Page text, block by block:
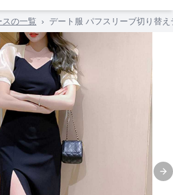
スの一覧 › デート服 パフスリーブ切り替